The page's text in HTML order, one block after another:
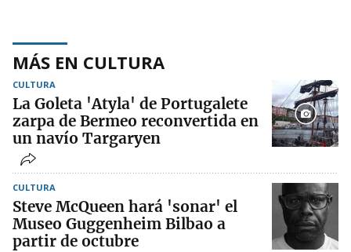
MÁS EN CULTURA
CULTURA
La Goleta 'Atyla' de Portugalete
zarpa de Bermeo reconvertida en
un navío Targaryen
CULTURA
Steve McQueen hará 'sonar' el
Museo Guggenheim Bilbao a
partir de octubre